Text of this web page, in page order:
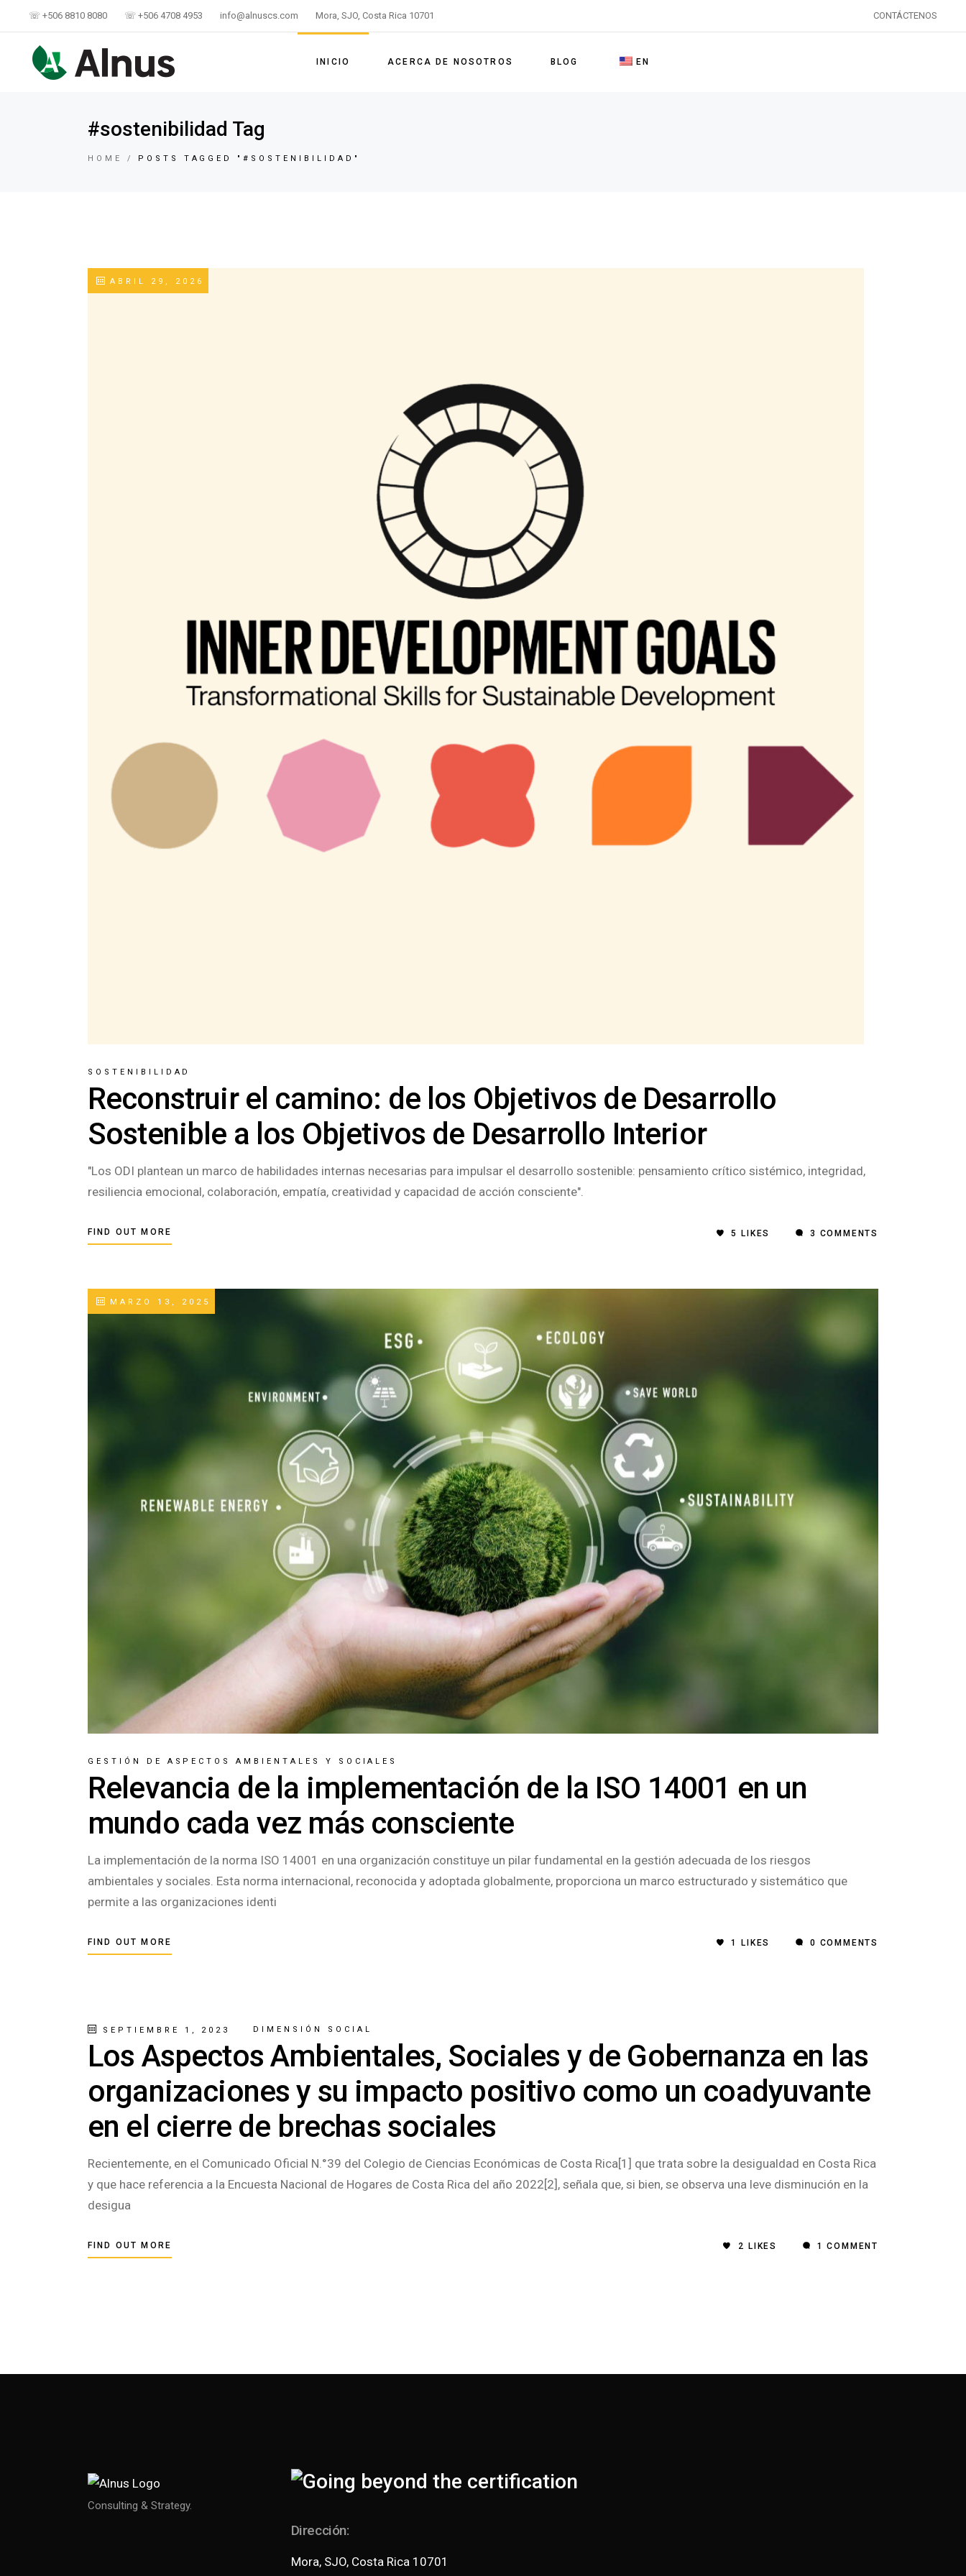
☏ +506 8810 8080 ☏ +506 4708 4953 info@alnuscs.com Mora, SJO, Costa Rica 10701 CONTÁCTENOS
INICIO ACERCA DE NOSOTROS BLOG EN
#sostenibilidad Tag
HOME POSTS TAGGED "#SOSTENIBILIDAD"
ABRIL 29, 2026
SOSTENIBILIDAD
Reconstruir el camino: de los Objetivos de Desarrollo
Sostenible a los Objetivos de Desarrollo Interior
"Los ODI plantean un marco de habilidades internas necesarias para impulsar el desarrollo sostenible: pensamiento crítico sistémico, integridad,
resiliencia emocional, colaboración, empatía, creatividad y capacidad de acción consciente".
FIND OUT MORE 5 LIKES 3 COMMENTS
MARZO 13, 2025
GESTIÓN DE ASPECTOS AMBIENTALES Y SOCIALES
Relevancia de la implementación de la ISO 14001 en un
mundo cada vez más consciente
La implementación de la norma ISO 14001 en una organización constituye un pilar fundamental en la gestión adecuada de los riesgos
ambientales y sociales. Esta norma internacional, reconocida y adoptada globalmente, proporciona un marco estructurado y sistemático que
permite a las organizaciones identi
FIND OUT MORE 1 LIKES 0 COMMENTS
SEPTIEMBRE 1, 2023 DIMENSIÓN SOCIAL
Los Aspectos Ambientales, Sociales y de Gobernanza en las
organizaciones y su impacto positivo como un coadyuvante
en el cierre de brechas sociales
Recientemente, en el Comunicado Oficial N.°39 del Colegio de Ciencias Económicas de Costa Rica[1] que trata sobre la desigualdad en Costa Rica
y que hace referencia a la Encuesta Nacional de Hogares de Costa Rica del año 2022[2], señala que, si bien, se observa una leve disminución en la
desigua
FIND OUT MORE 2 LIKES 1 COMMENT
Consulting & Strategy.
Dirección:
Mora, SJO, Costa Rica 10701